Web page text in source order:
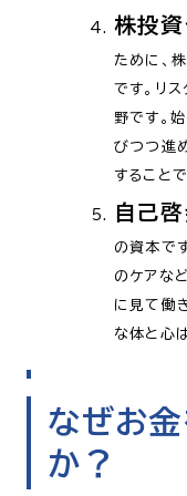
株投
ために、
です。リ
野です。
びつつ進
すること
自己
の資本で
のケアな
に見て働
な体と心
なぜお
か？